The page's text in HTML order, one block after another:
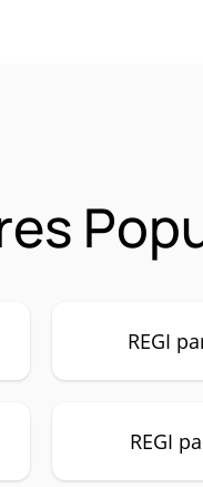
REGI
REGI